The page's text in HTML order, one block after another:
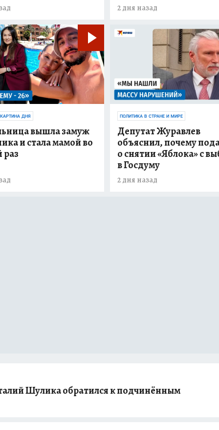
2 дня назад
ДНЯ
вышла замуж
и стала мамой во
раз
ПОЛИТИКА В СТРАНЕ И МИРЕ
Депутат Журавлев
объяснил, почему
о снятии «Яблока» с
в Госдуму
2 дня назад
Шулика обратился к подчинённым